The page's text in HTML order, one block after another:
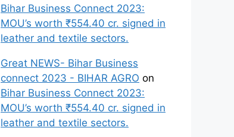
Bihar Business Connect 2023:
MOU’s worth ₹554.40 cr. signed in
leather and textile sectors.
Great NEWS- Bihar Business
connect 2023 - BIHAR AGRO on
Bihar Business Connect 2023:
MOU’s worth ₹554.40 cr. signed in
leather and textile sectors.